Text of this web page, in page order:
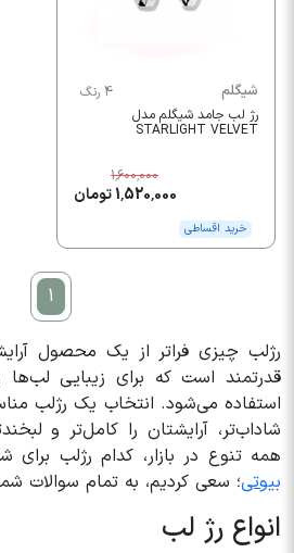
شیگلم
4 رنگ
رژ لب جامد شیگلم مدل
STARLIGHT VELVET
1,600,000
1,520,000 تومان
خرید اقساطی
1
رژلب چیزی فراتر از یک محصول
قدرتمند است که برای زیبایی
استفاده می‌شود. انتخاب یک رژلب
شاداب‌تر، آرایشتان را کامل‌تر و
همه تنوع در بازار، کدام رژلب
بیوتی؛ سعی کردیم، به تمام سوالات
انواع رژ لب